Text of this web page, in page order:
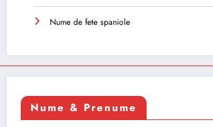
Nume de fete spaniole
Nume & Prenume